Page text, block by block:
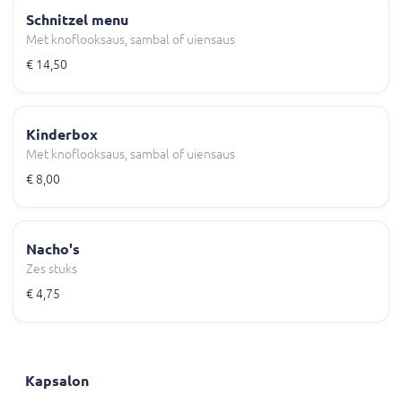
Schnitzel menu
Met knoflooksaus, sambal of uiensaus
€ 14,50
Kinderbox
Met knoflooksaus, sambal of uiensaus
€ 8,00
Nacho's
Zes stuks
€ 4,75
Kapsalon